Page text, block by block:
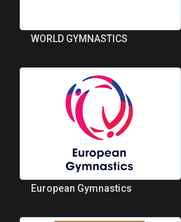
WORLD GYMNASTICS
European Gymnastics